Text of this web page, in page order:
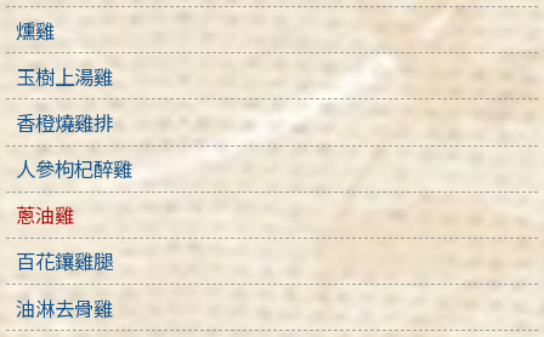
燻雞
玉樹上湯雞
香橙燒雞排
人參枸杞醉雞
蔥油雞
百花鑲雞腿
油淋去骨雞